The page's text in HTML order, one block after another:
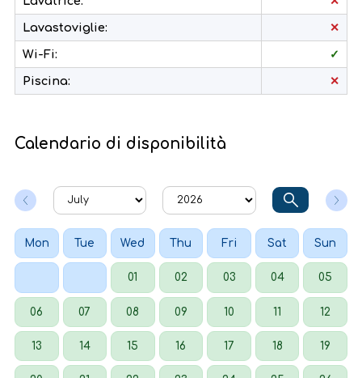
Lavastoviglie: ✕
Wi-Fi: ✓
Piscina: ✕
Calendario di disponibilità
Mon Tue Wed Thu Fri Sat Sun
01 02 03 04 05
06 07 08 09 10 11 12
13 14 15 16 17 18 19